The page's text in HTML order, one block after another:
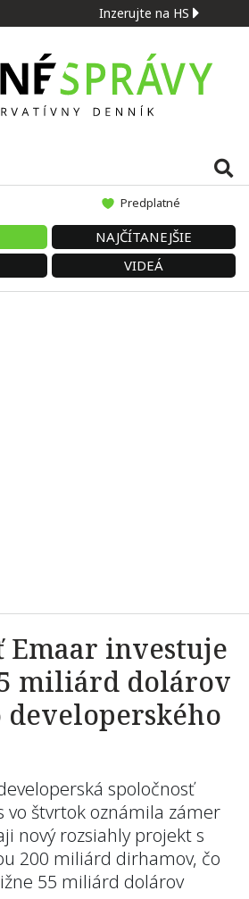
Inzerujte na HS
Predplatné
NAJČÍTANEJŠIE
VIDEÁ
Emaar investuje
miliárd dolárov
developerského
spoločnosť
vo štvrtok oznámila zámer
nový rozsiahly projekt s
200 miliárd dirhamov, čo
55 miliárd dolárov